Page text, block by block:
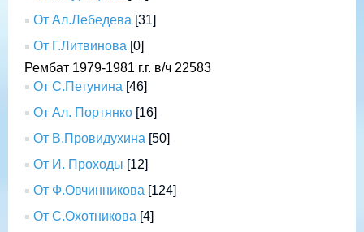
От Ал.Лебедева [31]
От Г.Литвинова [0]
Рембат 1979-1981 г.г. в/ч 22583
От С.Петунина [46]
От Ал. Портянко [16]
От В.Провидухина [50]
От И. Проходы [12]
От Ф.Овчинникова [124]
От С.Охотникова [4]